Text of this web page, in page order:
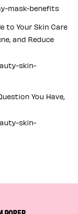
mask-benefits
to Your Skin Care
and Reduce
skin-
You Have,
skin-